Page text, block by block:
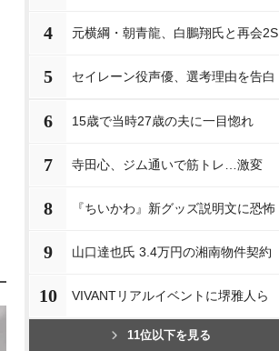
4 元横綱・朝青龍、白鵬翔氏と再会2S
5 セイレーン役声優、選考理由を告白
6 15歳で当時27歳の夫に一目惚れ
7 寺田心、ジム通いで筋トレ…激変
8 『ちいかわ』新グッズ説明文に恐怖
9 山口達也氏 3.4万円の湘南物件契約
10 VIVANTリアルイベントに堺雅人ら
11位以下を見る